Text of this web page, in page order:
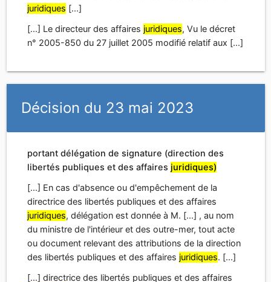
portant délégation de signature (direction des
libertés publiques et des affaires
juridiques)
[...] En cas d'absence ou d'empêchement de la
directrice des libertés publiques et des affaires
du ministre de l'intérieur et des outre-mer, tout acte
[...] directrice des libertés publiques et des affaires
juridiques
, Vu le décret n° 2005-850 du 27 juillet
2005 [...]
Décision du 15 juillet 2021